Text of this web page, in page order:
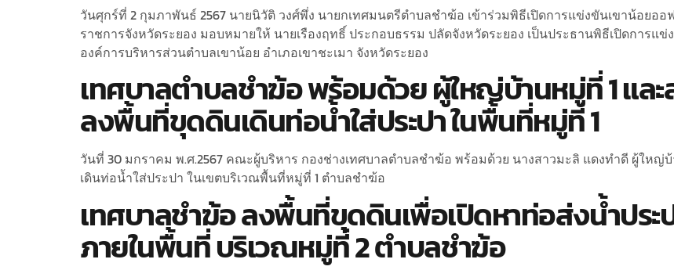
วันศุกร์ที่ 2 กุมภาพันธ์ 2567 นายนิวัติ วงศ์พึ่ง นายกเทศมนตรีตำบลชำฆ้อ เข้าร่วมพิธีเปิดการแข่งขันเขาน้อยอ
ราชการจังหวัดระยอง มอบหมายให้ นายเรืองฤทธิ์ ประกอบธรรม ปลัดจังหวัดระยอง เป็นประธานพิธีเปิดการ
องค์การบริหารส่วนตำบลเขาน้อย อำเภอเขาชะเมา จังหวัดระยอง
เทศบาลตำบลชำฆ้อ พร้อมด้วย ผู้ใหญ่บ้านหมู่ที่ 1 แล
ลงพื้นที่ขุดดินเดินท่อน้ำใส่ประปา ในพื้นที่หมู่ที่ 1
วันที่ 30 มกราคม พ.ศ.2567 คณะผู้บริหาร กองช่างเทศบาลตำบลชำฆ้อ พร้อมด้วย นางสาวมะลิ แดงทำดี ผู้ให
เดินท่อน้ำใส่ประปา ในเขตบริเวณพื้นที่หมู่ที่ 1 ตำบลชำฆ้อ
เทศบาลชำฆ้อ ลงพื้นที่ขุดดินเพื่อเปิดหาท่อส่งน้ำประ
ภายในพื้นที่ บริเวณหมู่ที่ 2 ตำบลชำฆ้อ